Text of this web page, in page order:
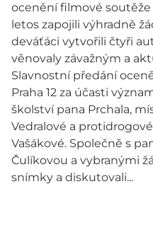
ocenění filmové
letos zapojili výhradně
deváťáci vytvořili čtyři
věnovaly závažným a
Slavnostní předání
Praha 12 za účasti
školství pana Prchala,
Vedralové a
Vašákové. Společně s
Čulíkovou a vybranými
snímky a diskutovali...